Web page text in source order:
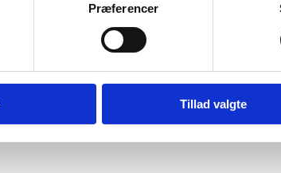
Præferencer
Tillad valgte